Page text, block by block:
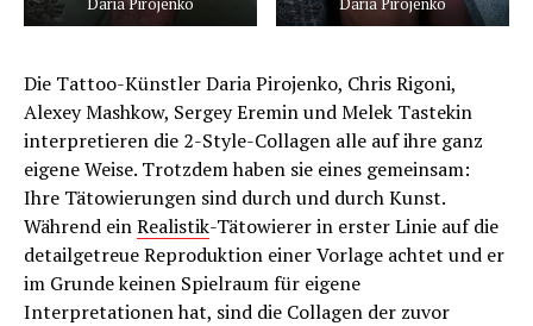
Die Tattoo-Künstler Daria Pirojenko, Chris Rigoni,
Alexey Mashkow, Sergey Eremin und Melek Tastekin
interpretieren die 2-Style-Collagen alle auf ihre ganz
eigene Weise. Trotzdem haben sie eines gemeinsam:
Ihre Tätowierungen sind durch und durch Kunst.
Während einRealistik-Tätowierer in erster Linie auf die
detailgetreue Reproduktion einer Vorlage achtet und er
im Grunde keinen Spielraum für eigene
Interpretationen hat, sind die Collagen der zuvor